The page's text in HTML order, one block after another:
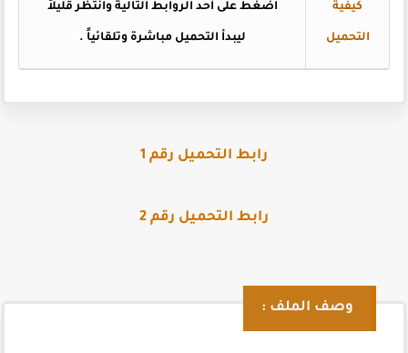
كيفية
التحميل
اضغطعلى أحد الروابط التالية وانتظر قليلاً
ليبدأ التحميل مباشرة وتلقائياً.
رابط التحميل رقم 1
رابط التحميل رقم 2
وصف الملف :